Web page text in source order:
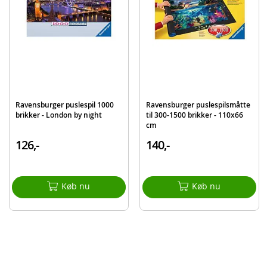
Produktdetaljer
4005556118441
Ravensburger puslespil 1000
brikker - London by night
126,-
Køb nu
Ravensburger puslespilsmåtte
til 300-1500 brikker - 110x66
cm
140,-
Køb nu